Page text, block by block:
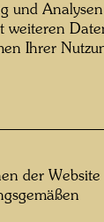
Den
der
und
Ihrer
der Website